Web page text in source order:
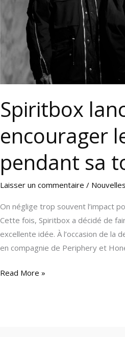
Spiritbox
encourager
pendant sa
Laisser un commentaire / Nouvelles
On néglige trop souvent l’impact
Cette fois, Spiritbox a décidé de
excellente idée. À l’occasion de la
en compagnie de Periphery et
pendant
tournée
Read More »